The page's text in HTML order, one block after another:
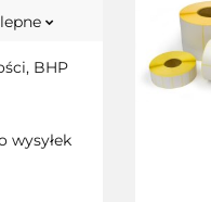
BHP
wysyłek